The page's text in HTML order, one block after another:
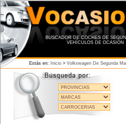
BUSCADOR DE COCHES DE
VEHÍCULOS DE OCASIÓN
Estás en: Inicio > Volkswagen De Segunda